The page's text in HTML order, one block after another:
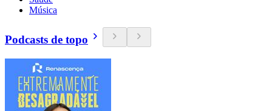
Música
Podcasts de topo